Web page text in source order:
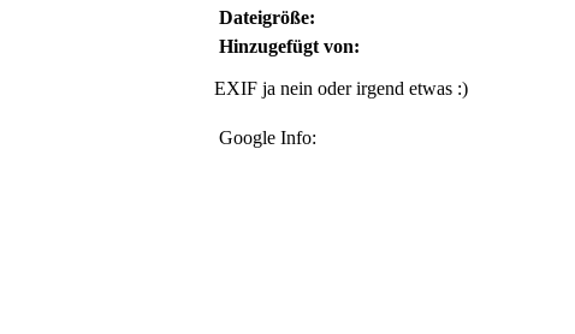
Dateigröße:
Hinzugefügt von:
EXIF ja nein oder irgend etwas :)
Google Info: